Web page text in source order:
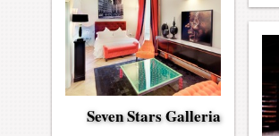
Seven Stars Galleria